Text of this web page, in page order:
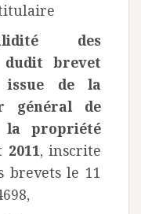
titulaire
des
brevet
issue de la
général de
la propriété
, inscrite
brevets le 11